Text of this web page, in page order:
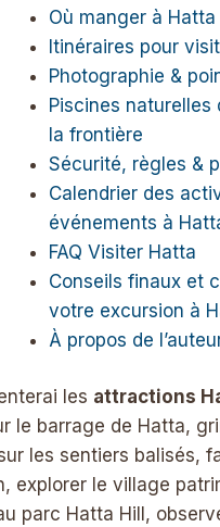
Où manger à Hatta
Itinéraires pour
Photographie &
Piscines naturelles
la frontière
Sécurité, règles &
Calendrier des
événements à
FAQ Visiter Hatta
Conseils finaux et
votre excursion à
À propos de
les attractions
le barrage de Hatta,
les sentiers balisés,
explorer le village
parc Hatta Hill,